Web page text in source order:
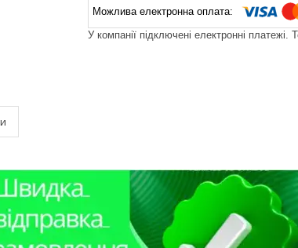
У компанії підключені електронні